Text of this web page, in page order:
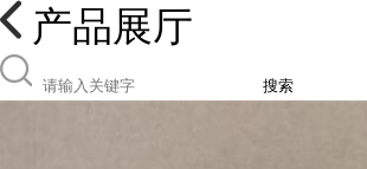
产品展厅
搜索